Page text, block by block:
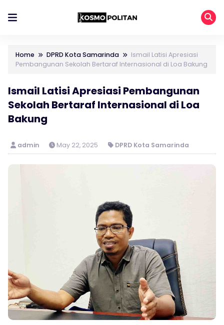
Home DPRD Kota Samarinda
Ismail Latisi Apresiasi
Pembangunan Sekolah Bertaraf Internasional di Loa Bakung
Ismail Latisi Apresiasi Pembangunan
Sekolah Bertaraf Internasional di Loa
Bakung
admin May 22, 2025 DPRD Kota Samarinda